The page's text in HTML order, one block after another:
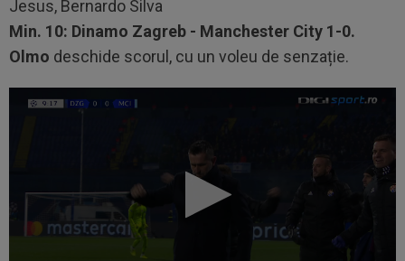
Jesus, Bernardo Silva
Min. 10: Dinamo Zagreb - Manchester City 1-0.
Olmo deschide scorul, cu un voleu de senzație.